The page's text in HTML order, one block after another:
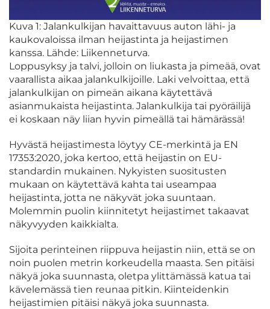
Kuva 1: Jalankulkijan havaittavuus auton lähi- ja
kaukovaloissa ilman heijastinta ja heijastimen
kanssa. Lähde: Liikenneturva.
Loppusyksy ja talvi, jolloin on liukasta ja pimeää, ovat
vaarallista aikaa jalankulkijoille. Laki velvoittaa, että
jalankulkijan on pimeän aikana käytettävä
asianmukaista heijastinta. Jalankulkija tai pyöräilijä
ei koskaan näy liian hyvin pimeällä tai hämärässä!
Hyvästä heijastimesta löytyy CE-merkintä ja EN
17353:2020, joka kertoo, että heijastin on EU-
standardin mukainen. Nykyisten suositusten
mukaan on käytettävä kahta tai useampaa
heijastinta, jotta ne näkyvät joka suuntaan.
Molemmin puolin kiinnitetyt heijastimet takaavat
näkyvyyden kaikkialta.
Sijoita perinteinen riippuva heijastin niin, että se on
noin puolen metrin korkeudella maasta. Sen pitäisi
näkyä joka suunnasta, oletpa ylittämässä katua tai
kävelemässä tien reunaa pitkin. Kiinteidenkin
heijastimien pitäisi näkyä joka suunnasta.